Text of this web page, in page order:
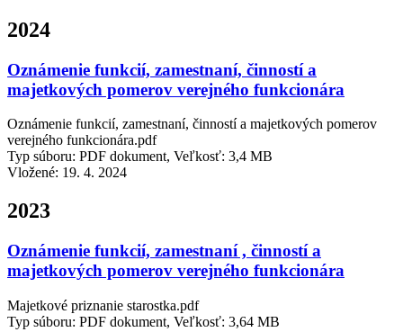
2024
Oznámenie funkcií, zamestnaní, činností a
majetkových pomerov verejného funkcionára
Oznámenie funkcií, zamestnaní, činností a majetkových pomerov
verejného funkcionára.pdf
Typ súboru: PDF dokument, Veľkosť: 3,4 MB
Vložené: 19. 4. 2024
2023
Oznámenie funkcií, zamestnaní , činností a
majetkových pomerov verejného funkcionára
Majetkové priznanie starostka.pdf
Typ súboru: PDF dokument, Veľkosť: 3,64 MB